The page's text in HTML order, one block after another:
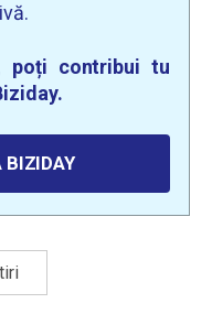
poți contribui tu
BIZIDAY